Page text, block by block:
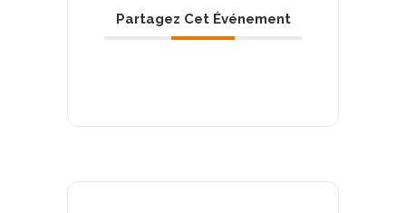
Partagez Cet Événement